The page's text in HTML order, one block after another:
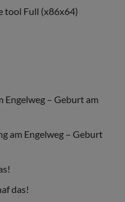
tool Full (x86x64)
Engelweg – Geburt am
am Engelweg – Geburt
das!